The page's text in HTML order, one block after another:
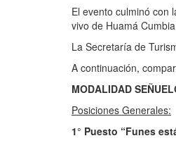
El evento culminó con
vivo de Huamá
La Secretaría de
A continuación,
MODALIDAD
Posiciones Generales:
1° Puesto “Funes